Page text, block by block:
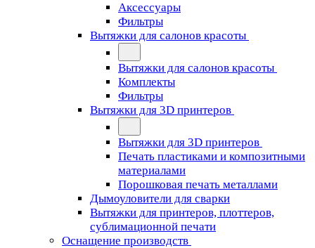
Аксессуары
Фильтры
Вытяжки для салонов красоты
Вытяжки для салонов красоты
Комплекты
Фильтры
Вытяжки для 3D принтеров
Вытяжки для 3D принтеров
Печать пластиками и композитными
материалами
Порошковая печать металлами
Дымоуловители для сварки
Вытяжки для принтеров, плоттеров,
сублимационной печати
Оснащение производств